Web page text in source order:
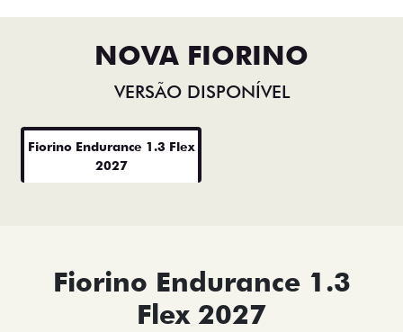
NOVA FIORINO
VERSÃO DISPONÍVEL
Fiorino Endurance 1.3 Flex
2027
Fiorino Endurance 1.3
Flex 2027